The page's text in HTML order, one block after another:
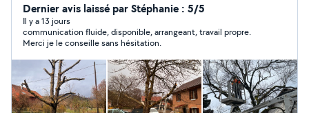
petits travaux équipé d'un camion ampliroll donc je pose
des bennes pour tout type de déchets pour plus de
renseignements, contactez-moi devis, gratuit
cordialement
Dernier avis laissé par Stéphanie : 5/5
Il y a 13 jours
communication fluide, disponible, arrangeant, travail propre.
Merci je le conseille sans hésitation.